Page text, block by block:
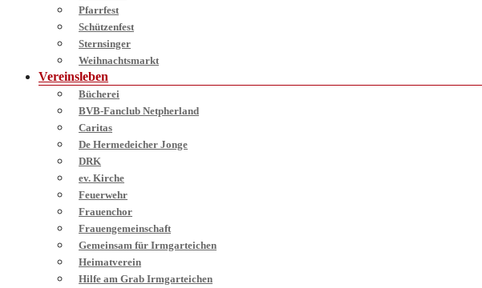
Pfarrfest
Schützenfest
Sternsinger
Weihnachtsmarkt
Vereinsleben
Bücherei
BVB-Fanclub Netpherland
Caritas
De Hermedeicher Jonge
DRK
ev. Kirche
Feuerwehr
Frauenchor
Frauengemeinschaft
Gemeinsam für Irmgarteichen
Heimatverein
Hilfe am Grab Irmgarteichen